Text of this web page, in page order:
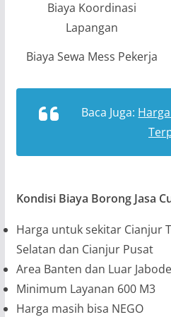
Biaya Koordinasi
Lapangan
Biaya Sewa Mess Pekerja
Baca Juga:
Kondisi Biaya Borong Jasa
Harga untuk sekitar Cianjur
Selatan dan Cianjur Pusat
Area Banten dan Luar
Minimum Layanan 600 M3
Harga masih bisa NEGO